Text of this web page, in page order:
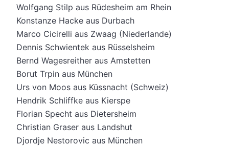
Wolfgang Stilp aus Rüdesheim am Rhein
Konstanze Hacke aus Durbach
Marco Cicirelli aus Zwaag (Niederlande)
Dennis Schwientek aus Rüsselsheim
Bernd Wagesreither aus Amstetten
Borut Trpin aus München
Urs von Moos aus Küssnacht (Schweiz)
Hendrik Schliffke aus Kierspe
Florian Specht aus Dietersheim
Christian Graser aus Landshut
Djordje Nestorovic aus München